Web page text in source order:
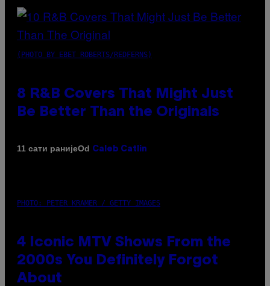
(PHOTO BY EBET ROBERTS/REDFERNS)
8 R&B Covers That Might Just
Be Better Than the Originals
11 сати ранијеOd Caleb Catlin
PHOTO: PETER KRAMER / GETTY IMAGES
4 Iconic MTV Shows From the
2000s You Definitely Forgot
About